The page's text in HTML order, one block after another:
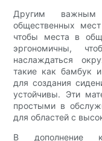
Другим важным
общественных
чтобы места в
эргономичны,
наслаждаться
такие как бамбук
для создания
устойчивы. Эти
простыми в
для областей с
В дополнение